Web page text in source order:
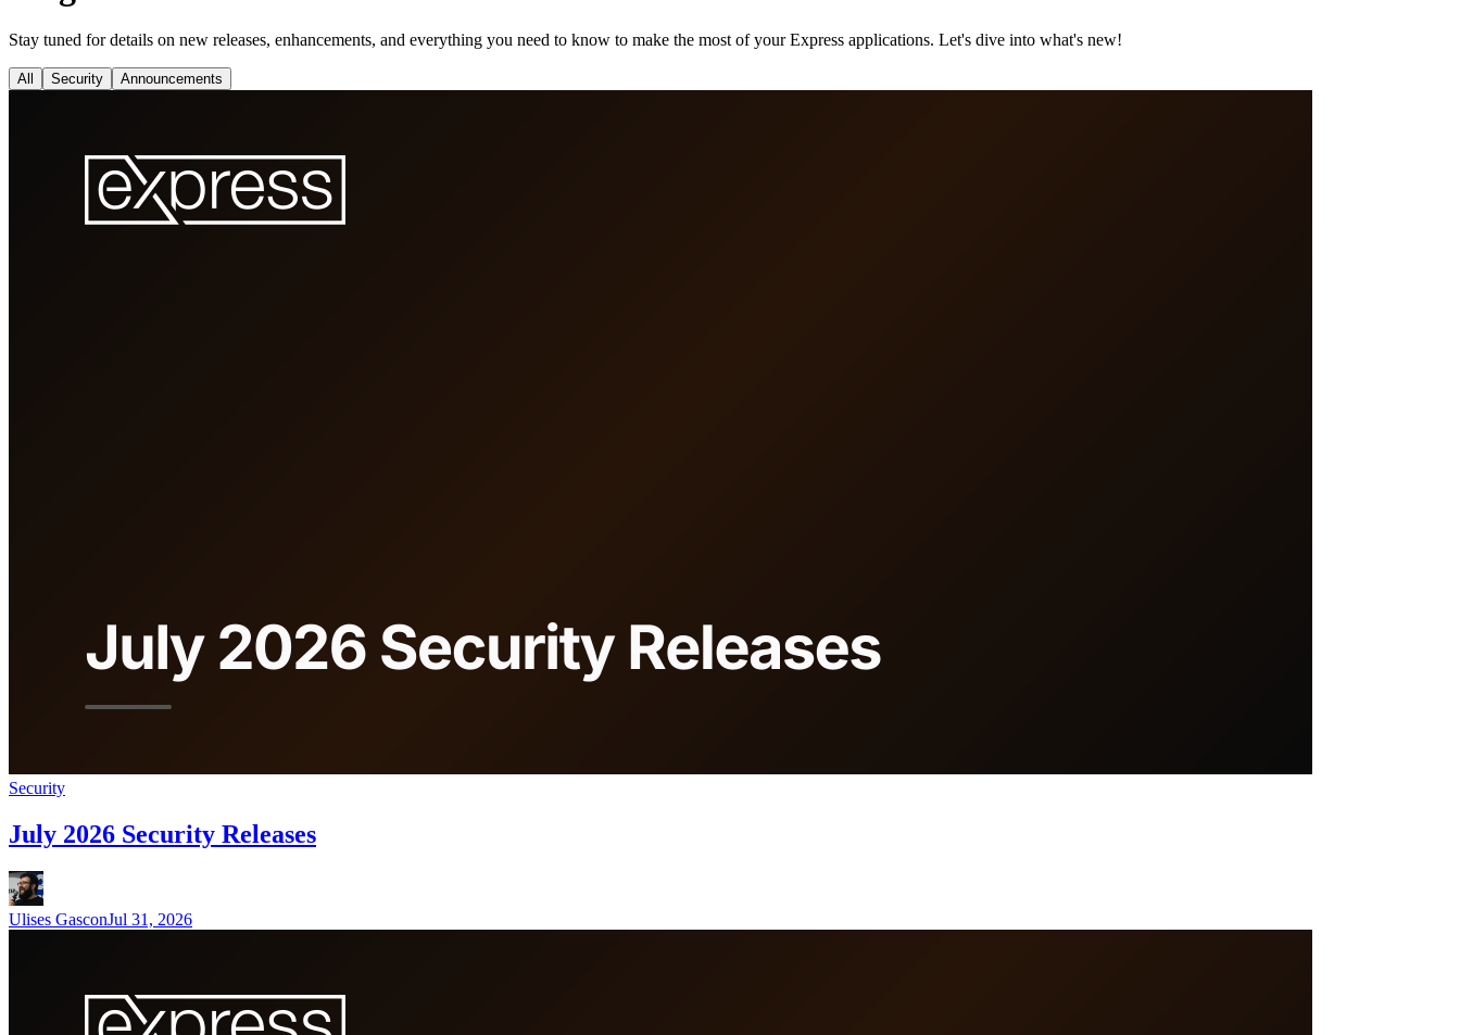
Stay tuned for details on new releases, enhancements, and everything you need to know to make the most of your Express applications. Let's dive into what's new!
All Security Announcements
Security
July 2026 Security Releases
Ulises GasconJul 31, 2026